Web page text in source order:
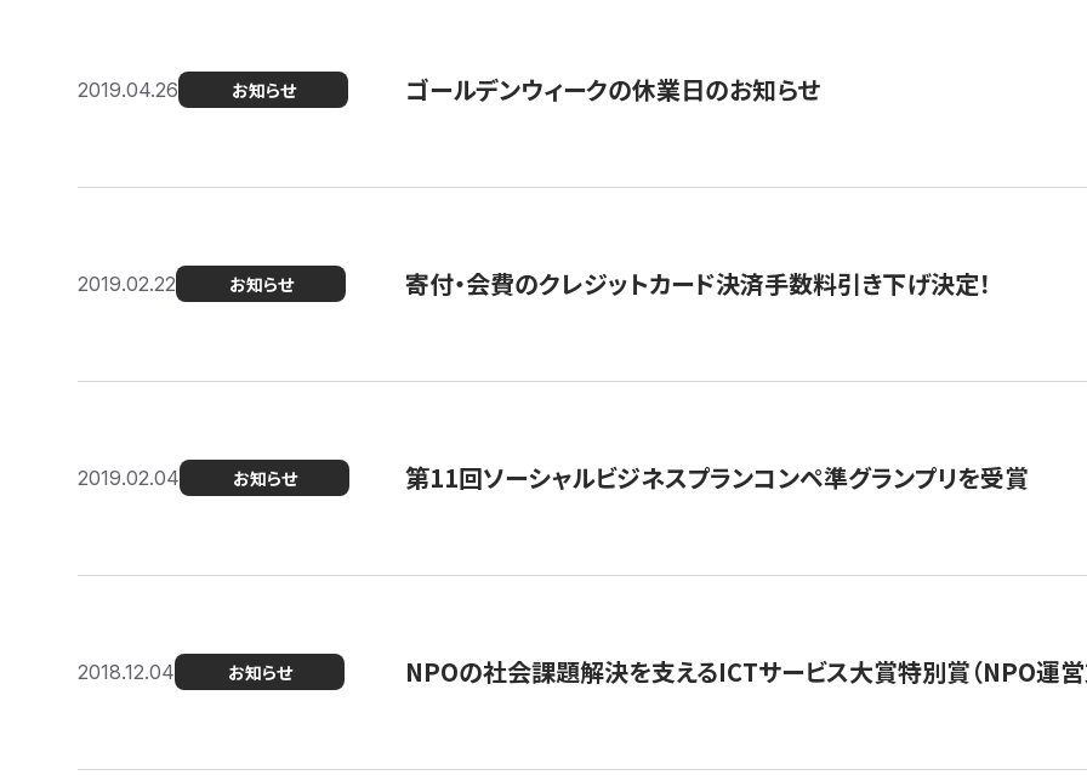
2019.04.26 お知らせ ゴールデンウィークの休業日のお知らせ
2019.02.22 お知らせ 寄付・会費のクレジットカード決済手数料引き下げ決定！
2019.02.04 お知らせ 第11回ソーシャルビジネスプランコンペ準グランプリを受賞
2018.12.04 お知らせ NPOの社会課題解決を支えるICTサービス大賞特別賞（NPO運